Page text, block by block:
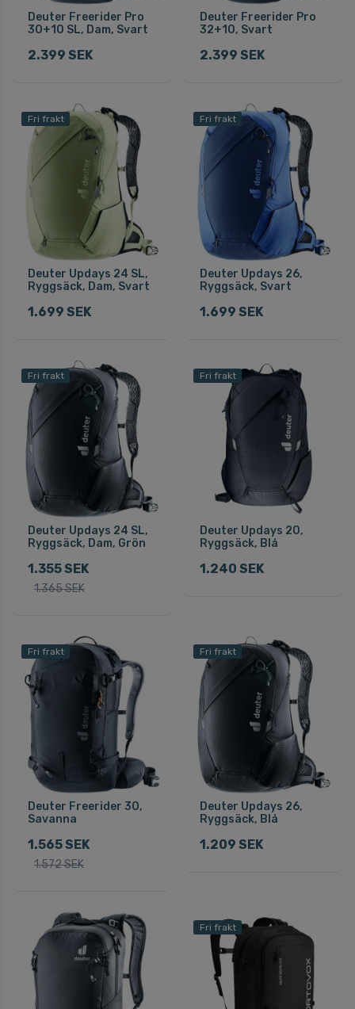
Deuter Freerider Pro
30+10 SL, Dam, Svart
2.399 SEK
Deuter Freerider Pro
32+10, Svart
2.399 SEK
Fri frakt
Deuter Updays 24 SL,
Ryggsäck, Dam, Svart
1.699 SEK
Fri frakt
Deuter Updays 26,
Ryggsäck, Svart
1.699 SEK
Fri frakt
Deuter Updays 24 SL,
Ryggsäck, Dam, Grön
1.355 SEK
1.365 SEK
Fri frakt
Deuter Updays 20,
Ryggsäck, Blå
1.240 SEK
Fri frakt
Deuter Freerider 30,
Savanna
1.565 SEK
1.572 SEK
Fri frakt
Deuter Updays 26,
Ryggsäck, Blå
1.209 SEK
Fri frakt